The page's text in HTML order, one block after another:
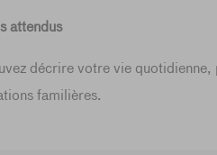
attendus
décrire votre vie
familières.